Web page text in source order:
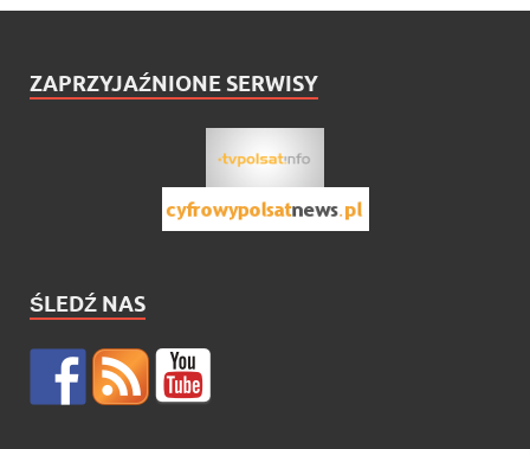
ZAPRZYJAŹNIONE SERWISY
ŚLEDŹ NAS